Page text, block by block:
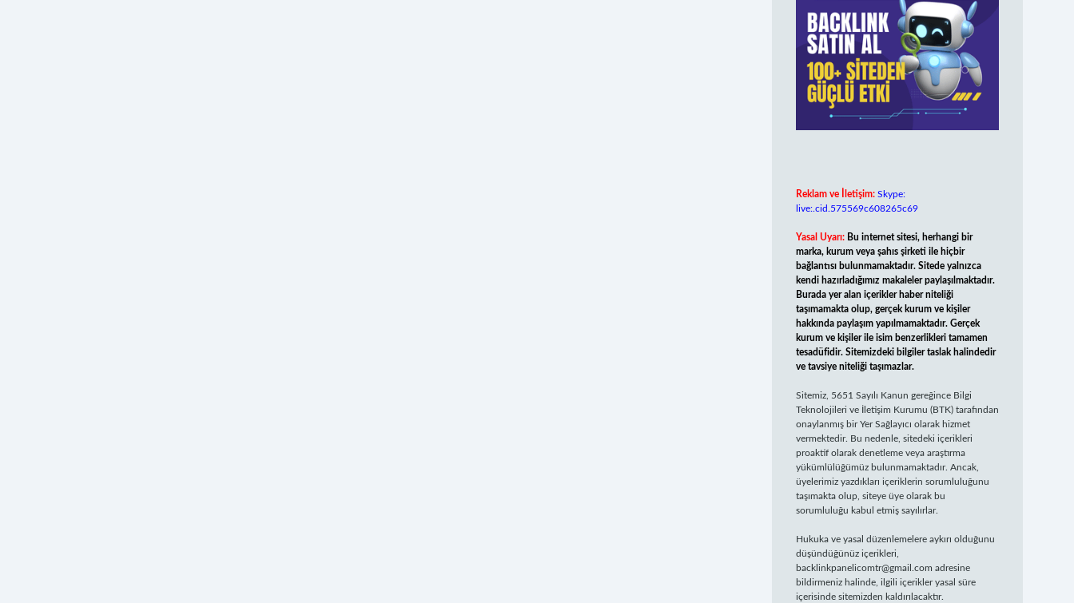
Reklam ve İletişim: Skype:
live:.cid.575569c608265c69
Yasal Uyarı: Bu internet sitesi, herhangi bir
marka, kurum veya şahıs şirketi ile hiçbir
bağlantısı bulunmamaktadır. Sitede yalnızca
kendi hazırladığımız makaleler paylaşılmaktadır.
Burada yer alan içerikler haber niteliği
taşımamakta olup, gerçek kurum ve kişiler
hakkında paylaşım yapılmamaktadır. Gerçek
kurum ve kişiler ile isim benzerlikleri tamamen
tesadüfidir. Sitemizdeki bilgiler taslak halindedir
ve tavsiye niteliği taşımazlar.
Sitemiz, 5651 Sayılı Kanun gereğince Bilgi
Teknolojileri ve İletişim Kurumu (BTK) tarafından
onaylanmış bir Yer Sağlayıcı olarak hizmet
vermektedir. Bu nedenle, sitedeki içerikleri
proaktif olarak denetleme veya araştırma
yükümlülüğümüz bulunmamaktadır. Ancak,
üyelerimiz yazdıkları içeriklerin sorumluluğunu
taşımakta olup, siteye üye olarak bu
sorumluluğu kabul etmiş sayılırlar.
Hukuka ve yasal düzenlemelere aykırı olduğunu
düşündüğünüz içerikleri,
backlinkpanelicomtr@gmail.com adresine
bildirmeniz halinde, ilgili içerikler yasal süre
içerisinde sitemizden kaldırılacaktır.